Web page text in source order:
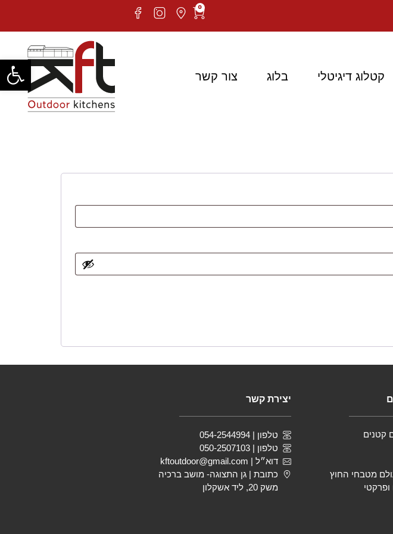
פתח
0
קטלוג דיגיטלי בלוג צור קשר
קטנים
מטבחי החוץ
יצירת קשר
טלפון | 054-2544994
טלפון | 050-2507103
דוא״ל | kftoutdoor@gmail.com
כתובת | גן התצוגה- מושב ברכיה
משק 20, ליד אשקלון